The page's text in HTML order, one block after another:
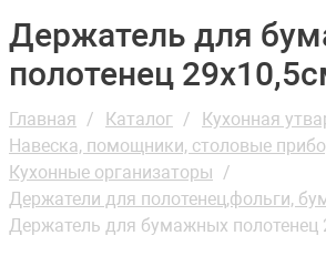
Держатель для
полотенец
Главная Каталог
Кухонная
Навеска, помощники, столовые
Кухонные организаторы
Держатели для полотенец,фольги,
Держатель для бумажных полотенец